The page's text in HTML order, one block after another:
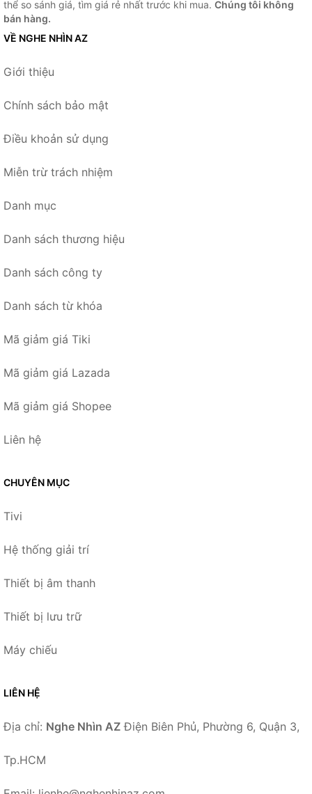
thể so sánh giá, tìm giá rẻ nhất trước khi mua. Chúng tôi không
bán hàng.
VỀ NGHE NHÌN AZ
Giới thiệu
Chính sách bảo mật
Điều khoản sử dụng
Miễn trừ trách nhiệm
Danh mục
Danh sách thương hiệu
Danh sách công ty
Danh sách từ khóa
Mã giảm giá Tiki
Mã giảm giá Lazada
Mã giảm giá Shopee
Liên hệ
CHUYÊN MỤC
Tivi
Hệ thống giải trí
Thiết bị âm thanh
Thiết bị lưu trữ
Máy chiếu
LIÊN HỆ
Địa chỉ: Nghe Nhìn AZ Điện Biên Phủ, Phường 6, Quận 3,
Tp.HCM